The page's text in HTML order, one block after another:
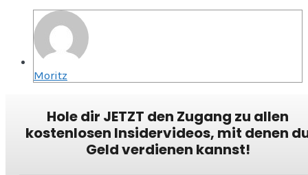
Moritz
Hole dir JETZT den Zugang zu allen
kostenlosen Insidervideos, mit denen
Geld verdienen kannst!